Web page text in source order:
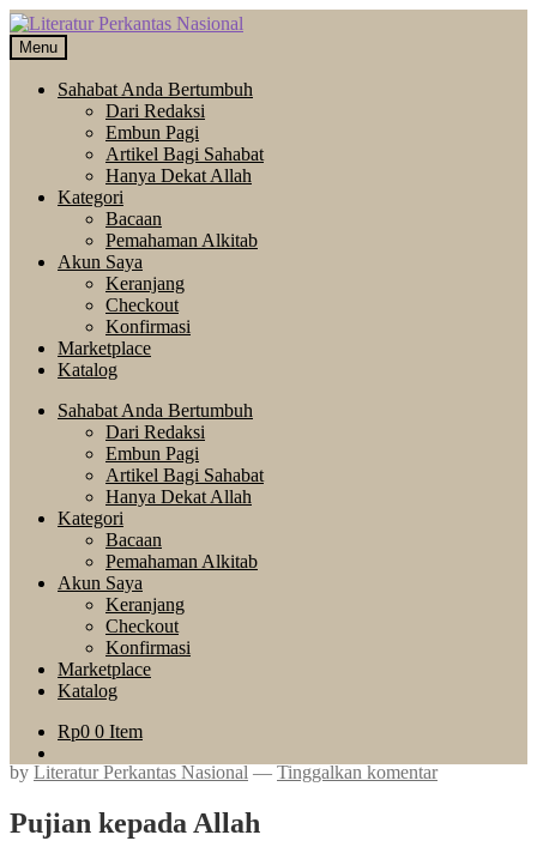
Skip
to
navigation
Langsung
ke
isi
Menu
Sahabat Anda Bertumbuh
Dari Redaksi
Embun Pagi
Artikel Bagi Sahabat
Hanya Dekat Allah
Kategori
Bacaan
Pemahaman Alkitab
Akun Saya
Keranjang
Checkout
Konfirmasi
Marketplace
Katalog
Sahabat Anda Bertumbuh
Dari Redaksi
Embun Pagi
Artikel Bagi Sahabat
Hanya Dekat Allah
Kategori
Bacaan
Pemahaman Alkitab
Akun Saya
Keranjang
Checkout
Konfirmasi
Marketplace
Katalog
Rp0 0 Item
by Literatur Perkantas Nasional — Tinggalkan komentar
Pujian kepada Allah